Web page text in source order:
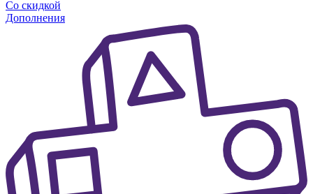
Со скидкой
Дополнения